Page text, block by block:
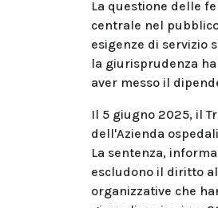
La questione delle
centrale nel
esigenze di servizio
la giurisprudenza
aver messo il
Il 5 giugno 2025, il
dell'Azienda
La sentenza,
escludono il diritto
organizzative che